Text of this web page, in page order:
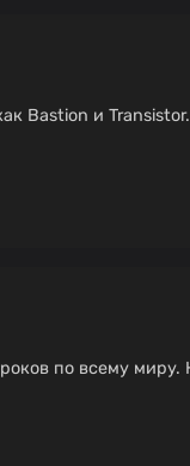
Bastion и
по всему